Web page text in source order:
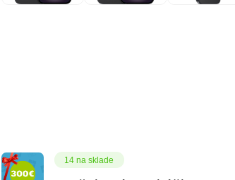
14 na sklade